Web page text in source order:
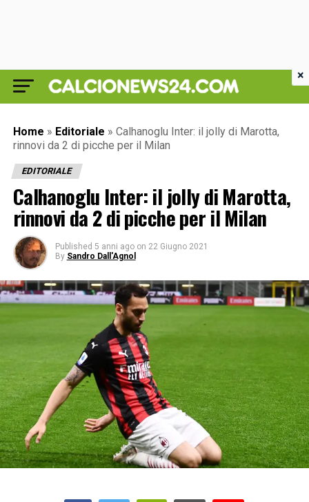
Home » Editoriale » Calhanoglu Inter: il jolly di Marotta,
rinnovi da 2 di picche per il Milan
EDITORIALE
Calhanoglu Inter: il jolly di Marotta,
rinnovi da 2 di picche per il Milan
Published 5 anni ago on 22 Giugno 2021
By Sandro Dall'Agnol
×